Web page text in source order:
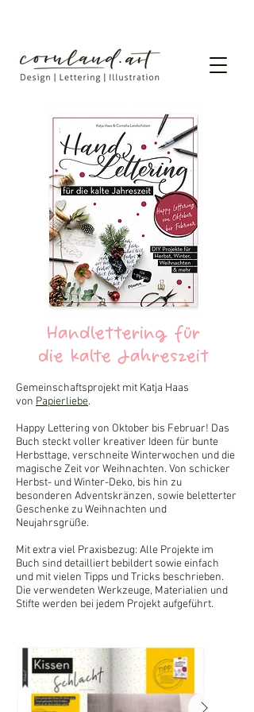
Handlettering für
die kalte Jahreszeit
Gemeinschaftsprojekt mit Katja Haas
von Papierliebe.
Happy Lettering von Oktober bis Februar! Das
Buch steckt voller kreativer Ideen für bunte
Herbsttage, verschneite Winterwochen und die
magische Zeit vor Weihnachten. Von schicker
Herbst- und Winter-Deko, bis hin zu
besonderen Adventskränzen, sowie beletterter
Geschenke zu Weihnachten und
Neujahrsgrüße.
Mit extra viel Praxisbezug: Alle Projekte im
Buch sind detailliert bebildert sowie einfach
und mit vielen Tipps und Tricks beschrieben.
Die verwendeten Werkzeuge, Materialien und
Stifte werden bei jedem Projekt aufgeführt.​